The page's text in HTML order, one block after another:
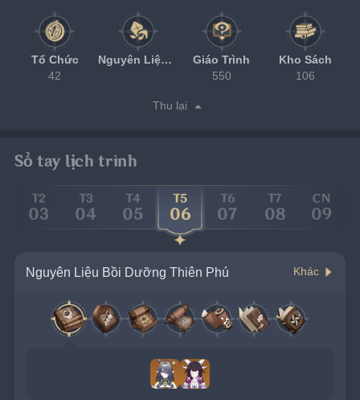
Tổ Chức
42
Nguyên Liệu Bồi Dưỡng
Giáo Trình
550
Kho Sách
106
Thu lại
Sổ tay lịch trình
T2
03
T3
04
T4
05
T5
06
T6
07
T7
08
CN
09
Nguyên Liệu Bồi Dưỡng Thiên Phú Khác